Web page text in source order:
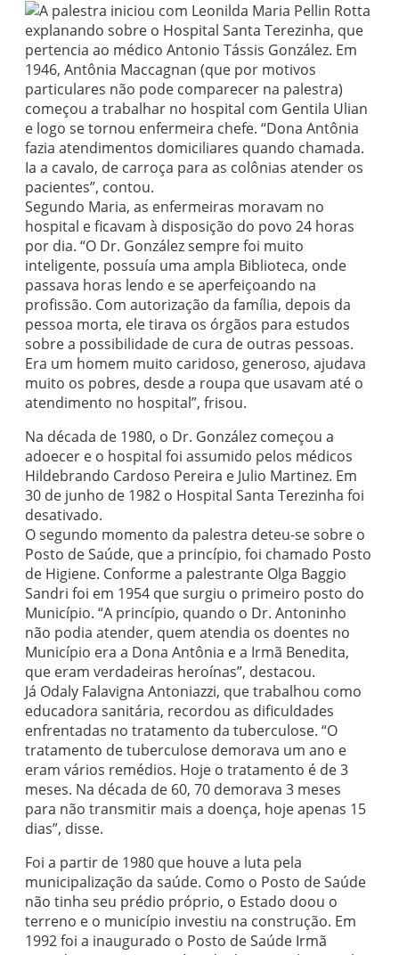
A palestra iniciou com Leonilda Maria Pellin Rotta
explanando sobre o Hospital Santa Terezinha, que
pertencia ao médico Antonio Tássis González. Em
1946, Antônia Maccagnan (que por motivos
particulares não pode comparecer na palestra)
começou a trabalhar no hospital com Gentila Ulian
e logo se tornou enfermeira chefe. “Dona Antônia
fazia atendimentos domiciliares quando chamada.
Ia a cavalo, de carroça para as colônias atender os
pacientes”, contou.
Segundo Maria, as enfermeiras moravam no
hospital e ficavam à disposição do povo 24 horas
por dia. “O Dr. González sempre foi muito
inteligente, possuía uma ampla Biblioteca, onde
passava horas lendo e se aperfeiçoando na
profissão. Com autorização da família, depois da
pessoa morta, ele tirava os órgãos para estudos
sobre a possibilidade de cura de outras pessoas.
Era um homem muito caridoso, generoso, ajudava
muito os pobres, desde a roupa que usavam até o
atendimento no hospital”, frisou.
Na década de 1980, o Dr. González começou a
adoecer e o hospital foi assumido pelos médicos
Hildebrando Cardoso Pereira e Julio Martinez. Em
30 de junho de 1982 o Hospital Santa Terezinha foi
desativado.
O segundo momento da palestra deteu-se sobre o
Posto de Saúde, que a princípio, foi chamado Posto
de Higiene. Conforme a palestrante Olga Baggio
Sandri foi em 1954 que surgiu o primeiro posto do
Município. “A princípio, quando o Dr. Antoninho
não podia atender, quem atendia os doentes no
Município era a Dona Antônia e a Irmã Benedita,
que eram verdadeiras heroínas”, destacou.
Já Odaly Falavigna Antoniazzi, que trabalhou como
educadora sanitária, recordou as dificuldades
enfrentadas no tratamento da tuberculose. “O
tratamento de tuberculose demorava um ano e
eram vários remédios. Hoje o tratamento é de 3
meses. Na década de 60, 70 demorava 3 meses
para não transmitir mais a doença, hoje apenas 15
dias”, disse.
Foi a partir de 1980 que houve a luta pela
municipalização da saúde. Como o Posto de Saúde
não tinha seu prédio próprio, o Estado doou o
terreno e o município investiu na construção. Em
1992 foi a inaugurado o Posto de Saúde Irmã